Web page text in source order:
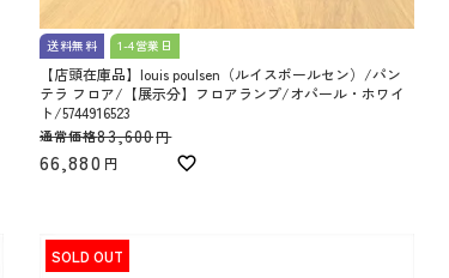
送料無料 1-4営業日
【店頭在庫品】louis poulsen（ルイスポールセン）/パン
テラ フロア/【展示分】フロアランプ/オパール・ホワイ
ト/5744916523
通常価格83,600
66,880
SOLD OUT